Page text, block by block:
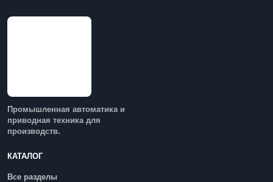
Промышленная автоматика и
приводная техника для
производств.
КАТАЛОГ
Все разделы